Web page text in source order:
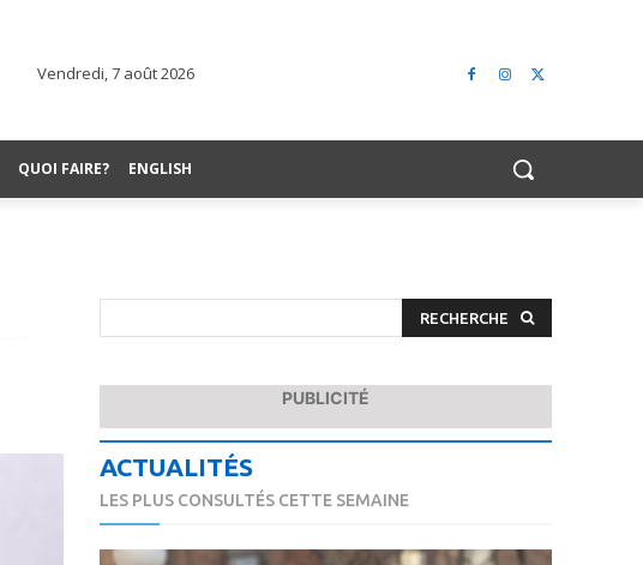
Vendredi, 7 août 2026
QUOI FAIRE? ENGLISH
RECHERCHE
PUBLICITÉ
ACTUALITÉS
LES PLUS CONSULTÉS CETTE SEMAINE